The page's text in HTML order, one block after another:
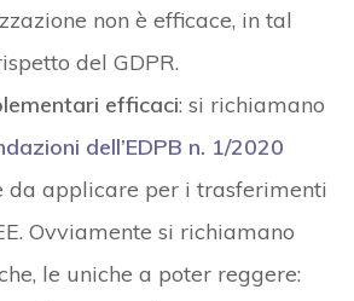
non è efficace, in tal
del GDPR.
efficaci: si richiamano
dell’EDPB n. 1/2020
da applicare per i trasferimenti
Ovviamente si richiamano
le uniche a poter reggere: